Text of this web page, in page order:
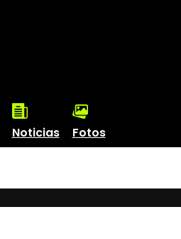
Noticias Fotos